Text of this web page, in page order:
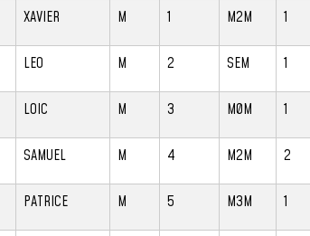
XAVIER M 1 M2M 1
LEO M 2 SEM 1
LOIC M 3 M0M 1
SAMUEL M 4 M2M 2
PATRICE M 5 M3M 1